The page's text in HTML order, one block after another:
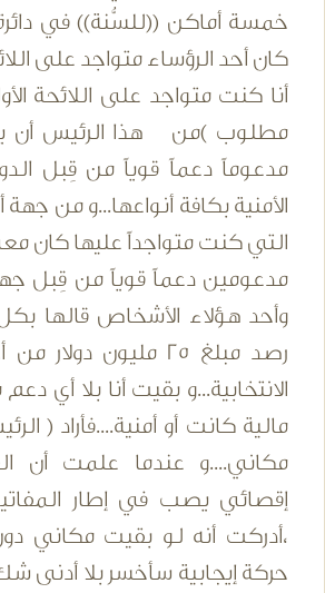
خمسة أماكن ((للسُّنة)) في
كان أحد الرؤساء متواجد على
أنا كنت متواجد على اللائحة
مطلوب )من هذا الرئيس أن
مدعوماً دعماً قوياً من قِبل
الأمنية بكافة أنواعها...و من جهة
التي كنت متواجداً عليها
مدعومين دعماً قوياً من قِبل
وأحد هؤلاء الأشخاص قالها
رصد مبلغ 25 مليون
الانتخابية...و بقيت أنا بلا أي
مالية كانت أو أمنية....فأراد (
مكاني....و عندما علمت أن
إقصائي يصب في إطار المفاتيح
،أدركت أنه لو بقيت مكاني
حركة إيجابية سأخسر بلا أدنى